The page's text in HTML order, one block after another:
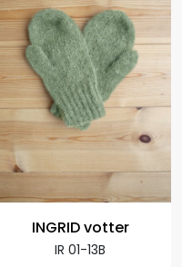
INGRID votter
IR 01-13B